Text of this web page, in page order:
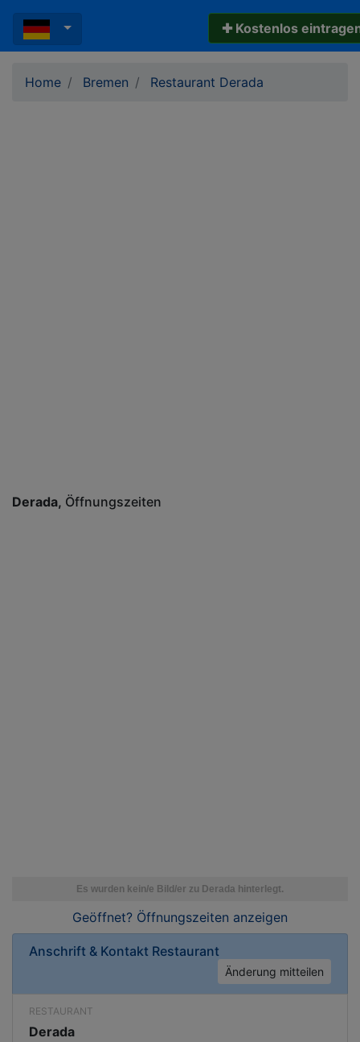
✚ Kostenlos
Home Bremen Restaurant Derada
Derada Öffnungszeiten
Geöffnet? Öffnungszeiten anzeigen
Anschrift & Kontakt Restaurant
Änderung mitteilen
RESTAURANT
Derada